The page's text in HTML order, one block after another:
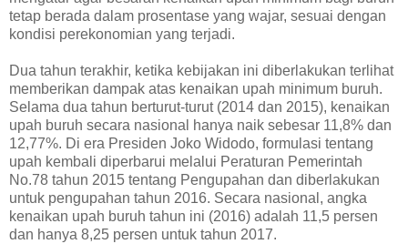
tetap berada dalam prosentase yang wajar, sesuai dengan
kondisi perekonomian yang terjadi.
Dua tahun terakhir, ketika kebijakan ini diberlakukan terlihat
memberikan dampak atas kenaikan upah minimum buruh.
Selama dua tahun berturut-turut (2014 dan 2015), kenaikan
upah buruh secara nasional hanya naik sebesar 11,8% dan
12,77%. Di era Presiden Joko Widodo, formulasi tentang
upah kembali diperbarui melalui Peraturan Pemerintah
No.78 tahun 2015 tentang Pengupahan dan diberlakukan
untuk pengupahan tahun 2016. Secara nasional, angka
kenaikan upah buruh tahun ini (2016) adalah 11,5 persen
dan hanya 8,25 persen untuk tahun 2017.